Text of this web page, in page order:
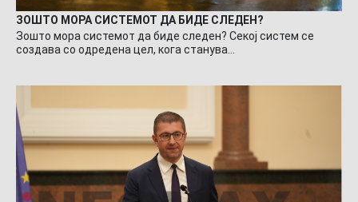
ЗОШТО МОРА СИСТЕМОТ ДА БИДЕ СЛЕДЕН?
Зошто мора системот да биде следен? Секој систем се
создава со одредена цел, кога станува…